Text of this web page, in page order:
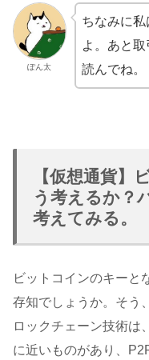
ぽん太
ちなみに
よ。あと
読んでね。
【仮想通貨】
う考えるか？
考えてみる。
ビットコインのキーと
存知でしょうか。そう、
ロックチェーン技術は
に近いものがあり、